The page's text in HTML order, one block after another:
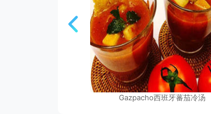
Gazpacho西班牙蕃茄冷汤